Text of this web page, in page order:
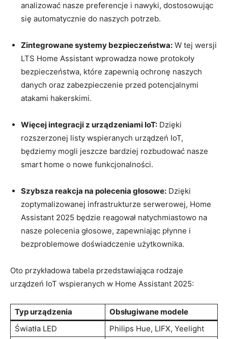
⁣analizować nasze preferencje i nawyki, ⁤dostosowując
się automatycznie do naszych⁤ potrzeb.
Zintegrowane systemy bezpieczeństwa: W tej wersji
LTS ⁢Home ​Assistant wprowadza nowe protokoły
‌bezpieczeństwa, które zapewnią⁣ ochronę naszych‌
danych oraz zabezpieczenie przed potencjalnymi
atakami hakerskimi.
Więcej integracji z urządzeniami IoT: Dzięki
⁤rozszerzonej ‍listy wspieranych urządzeń⁣ IoT,
będziemy mogli jeszcze bardziej rozbudować ⁣nasze
smart home​ o nowe funkcjonalności.
Szybsza reakcja na polecenia głosowe: Dzięki
zoptymalizowanej infrastrukturze serwerowej, Home‍
Assistant 2025 ‍będzie reagował natychmiastowo na
nasze polecenia ⁤głosowe, zapewniając płynne‍ i ​
bezproblemowe doświadczenie ⁢użytkownika.
Oto⁢ przykładowa tabela​ przedstawiająca ‍rodzaje
urządzeń IoT wspieranych w Home​ Assistant 2025:
Typ urządzenia
Obsługiwane modele
Światła LED
Philips Hue, LIFX, Yeelight